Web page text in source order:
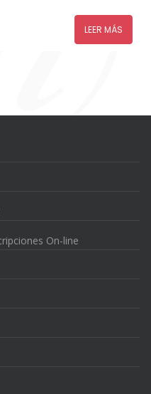
LEER MÁS
On-line